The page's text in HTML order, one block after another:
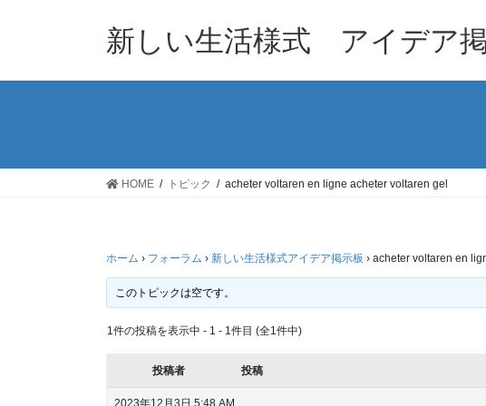
新しい生活様式 アイデア
HOME トピック acheter voltaren en ligne acheter voltaren gel
ホーム › フォーラム › 新しい生活様式アイデア掲示板 › acheter voltaren en
このトピックは空です。
1件の投稿を表示中 - 1 - 1件目 (全1件中)
投稿者 投稿
2023年12月3日 5:48 AM